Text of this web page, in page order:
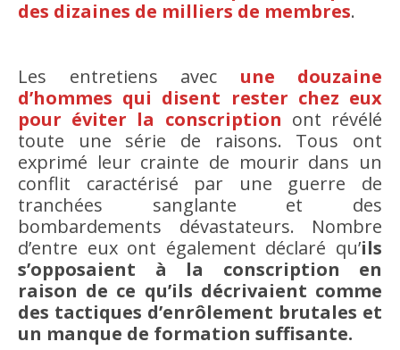
des dizaines de milliers de membres.
Les entretiens avec une douzaine
d’hommes qui disent rester chez eux
pour éviter la conscription ont révélé
toute une série de raisons. Tous ont
exprimé leur crainte de mourir dans un
conflit caractérisé par une guerre de
tranchées sanglante et des
bombardements dévastateurs. Nombre
d’entre eux ont également déclaré qu’ils
s’opposaient à la conscription en
raison de ce qu’ils décrivaient comme
des tactiques d’enrôlement brutales et
un manque de formation suffisante.